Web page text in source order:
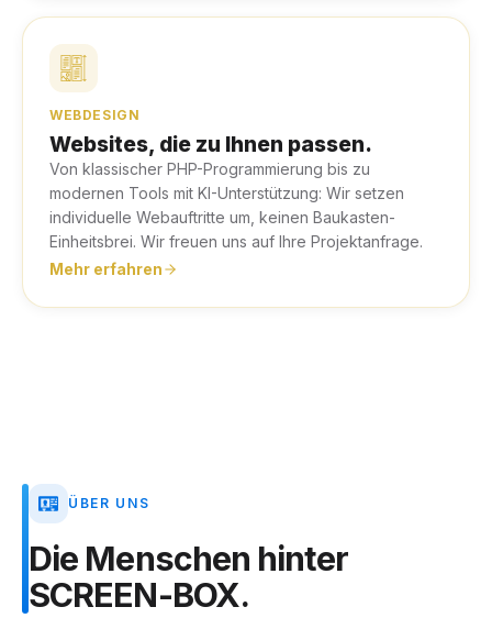
WEBDESIGN
Websites, die zu Ihnen passen.
Von klassischer PHP-Programmierung bis zu
modernen Tools mit KI-Unterstützung: Wir setzen
individuelle Webauftritte um, keinen Baukasten-
Einheitsbrei. Wir freuen uns auf Ihre Projektanfrage.
Mehr erfahren
ÜBER UNS
Die Menschen hinter
SCREEN-BOX.